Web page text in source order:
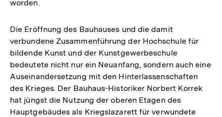
worden.
Die Eröffnung des Bauhauses und die damit
verbundene Zusammenführung der Hochschule für
bildende Kunst und der Kunstgewerbeschule
bedeutete nicht nur ein Neuanfang, sondern auch eine
Auseinandersetzung mit den Hinterlassenschaften
des Krieges. Der Bauhaus-Historiker Norbert Korrek
hat jüngst die Nutzung der oberen Etagen des
Hauptgebäudes als Kriegslazarett für verwundete